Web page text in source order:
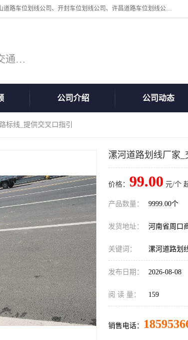
周口中为交通设施工程有限公司是一家洛阳道路划线公司、郑州道路划线公司、平顶山道路车位划线公司、开封车位划线公司、许昌道路车位划线公司、漯河道路车位划线公司，公司始终坚持“诚信、匠心、专注”的宗旨；我们的经营理念是：的服务。
专注道路标线施工，专业的道路标线及交通设施施工服务商!
公司介绍 公司动态
标线_提供交叉口指引
漯河道路划线厂家_
价格： 99.00 元/个
产品数量： 9999.00个
发货地址： 河南省周口
关键词： 漯河道路划
发布日期： 2026-08-08
阅 读 量： 159
销售电话：